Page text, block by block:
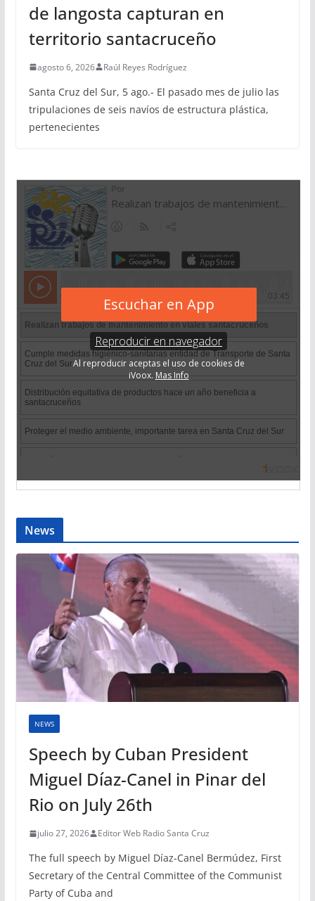
de langosta capturan en
territorio santacruceño
agosto 6, 2026 Raúl Reyes Rodríguez
Santa Cruz del Sur, 5 ago.- El pasado mes de julio las
tripulaciones de seis navíos de estructura plástica,
pertenecientes
News
NEWS
Speech by Cuban President
Miguel Díaz-Canel in Pinar del
Rio on July 26th
julio 27, 2026 Editor Web Radio Santa Cruz
The full speech by Miguel Díaz-Canel Bermúdez, First
Secretary of the Central Committee of the Communist
Party of Cuba and